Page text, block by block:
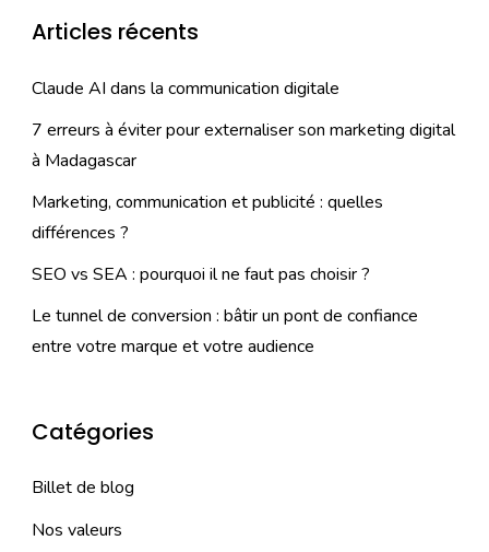
Articles récents
Claude AI dans la communication digitale
7 erreurs à éviter pour externaliser son marketing digital
à Madagascar
Marketing, communication et publicité : quelles
différences ?
SEO vs SEA : pourquoi il ne faut pas choisir ?
Le tunnel de conversion : bâtir un pont de confiance
entre votre marque et votre audience
Catégories
Billet de blog
Nos valeurs